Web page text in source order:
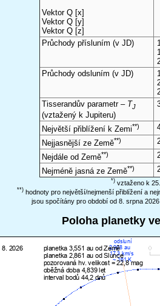
Vektor Q [x]
Vektor Q [y]
Vektor Q [z]
Průchody přísluním (v JD)
Průchody odsluním (v JD)
Tisserandův parametr – TJ
(vztažený k Jupiteru)
Největší přiblížení k Zemi**)
Nejjasnější ze Země**)
Nejdále od Země**)
Nejméně jasná ze Země**)
*) vztaženo k
**) hodnoty pro největší/nejmenší přiblížení a
jsou spočítány pro období od 8. srpna
Poloha planetky